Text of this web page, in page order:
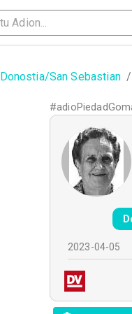
Donostia/San Sebastian /
#
2023-04-05